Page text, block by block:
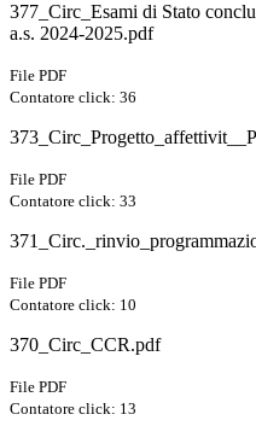
377_Circ_Esami di Stato
a.s. 2024-2025.pdf
File PDF
Contatore click: 36
File PDF
Contatore click: 33
File PDF
Contatore click: 10
370_Circ_CCR.pdf
File PDF
Contatore click: 13